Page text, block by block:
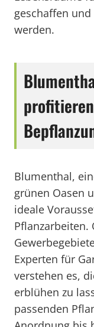
geschaffen
werden.
Blumenthal,
grünen Oasen
ideale
Pflanzarbeiten.
Experten für
verstehen es,
erblühen zu
passenden